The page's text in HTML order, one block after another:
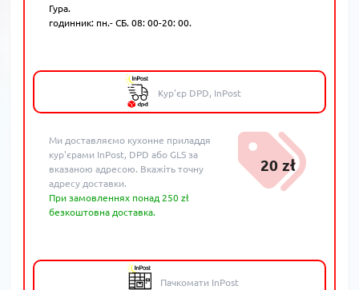
Гура.
годинник: пн.- СБ. 08: 00-20: 00.
Кур'єр DPD, InPost
Ми доставляємо кухонне приладдя
кур'єрами InPost, DPD або GLS за
вказаною адресою. Вкажіть точну
адресу доставки.
При замовленнях понад 250 zł
безкоштовна доставка.
20 zł
Пачкомати InPost